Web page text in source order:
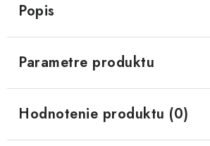
Popis
Parametre produktu
Hodnotenie produktu (0)